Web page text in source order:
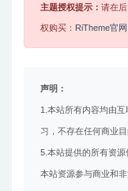
主题授权提示： 请在
权购买： RiTheme官网
声明：
1.本站所有内容均由
习，不存在任何商业目
5.本站提供的所有资
本站资源参与商业和